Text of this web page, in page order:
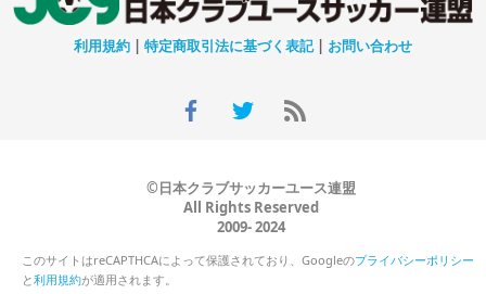
利用規約 | 特定商取引法に基づく表記| お問い合わせ
©日本クラブサッカーユース連盟
All Rights Reserved
2009- 2024
このサイトはreCAPTHCAによって保護されており、Googleのプライバシーポリシー
と利用規約が適用されます。